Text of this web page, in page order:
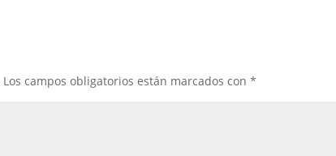
Los campos obligatorios están marcados con*